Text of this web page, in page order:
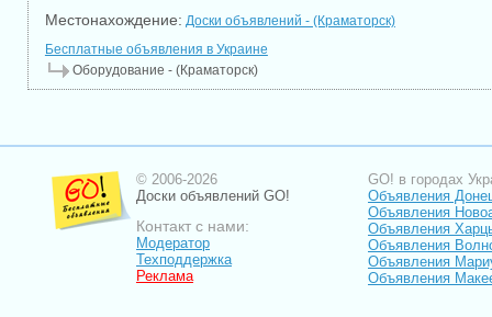
Местонахождение: Доски объявлений - (Краматорск)
Бесплатные объявления в Украине
Оборудование - (Краматорск)
© 2006-2026
Доски объявлений GO!
Контакт с нами:
Модератор
Техподдержка
Реклама
GO! в городах
Объявления
Объявления
Объявления
Объявления
Объявления
Объявления